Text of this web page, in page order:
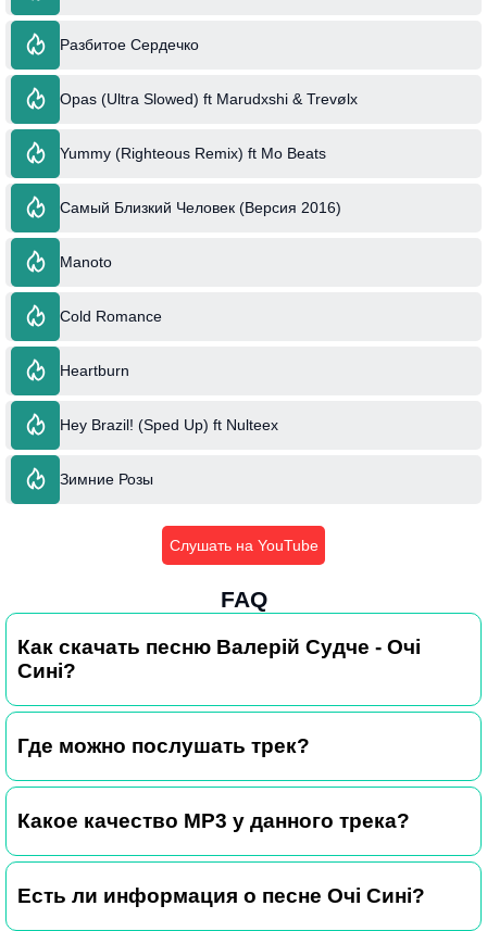
Разбитое Сердечко
Opas (Ultra Slowed) ft Marudxshi & Trevølx
Yummy (Righteous Remix) ft Mo Beats
Самый Близкий Человек (Версия 2016)
Manoto
Cold Romance
Heartburn
Hey Brazil! (Sped Up) ft Nulteex
Зимние Розы
Слушать на YouTube
FAQ
Как скачать песню Валерій Судче - Очі
Сині?
Где можно послушать трек?
Какое качество MP3 у данного трека?
Есть ли информация о песне Очі Сині?